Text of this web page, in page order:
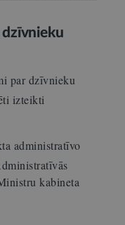
par dzīvnieku
izteikti
administratīvo
kabineta